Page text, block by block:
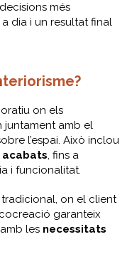
més
dia i un resultat final
on els
juntament amb el
l’espai. Això inclou
, fins a
i funcionalitat.
on el client
garanteix
les necessitats